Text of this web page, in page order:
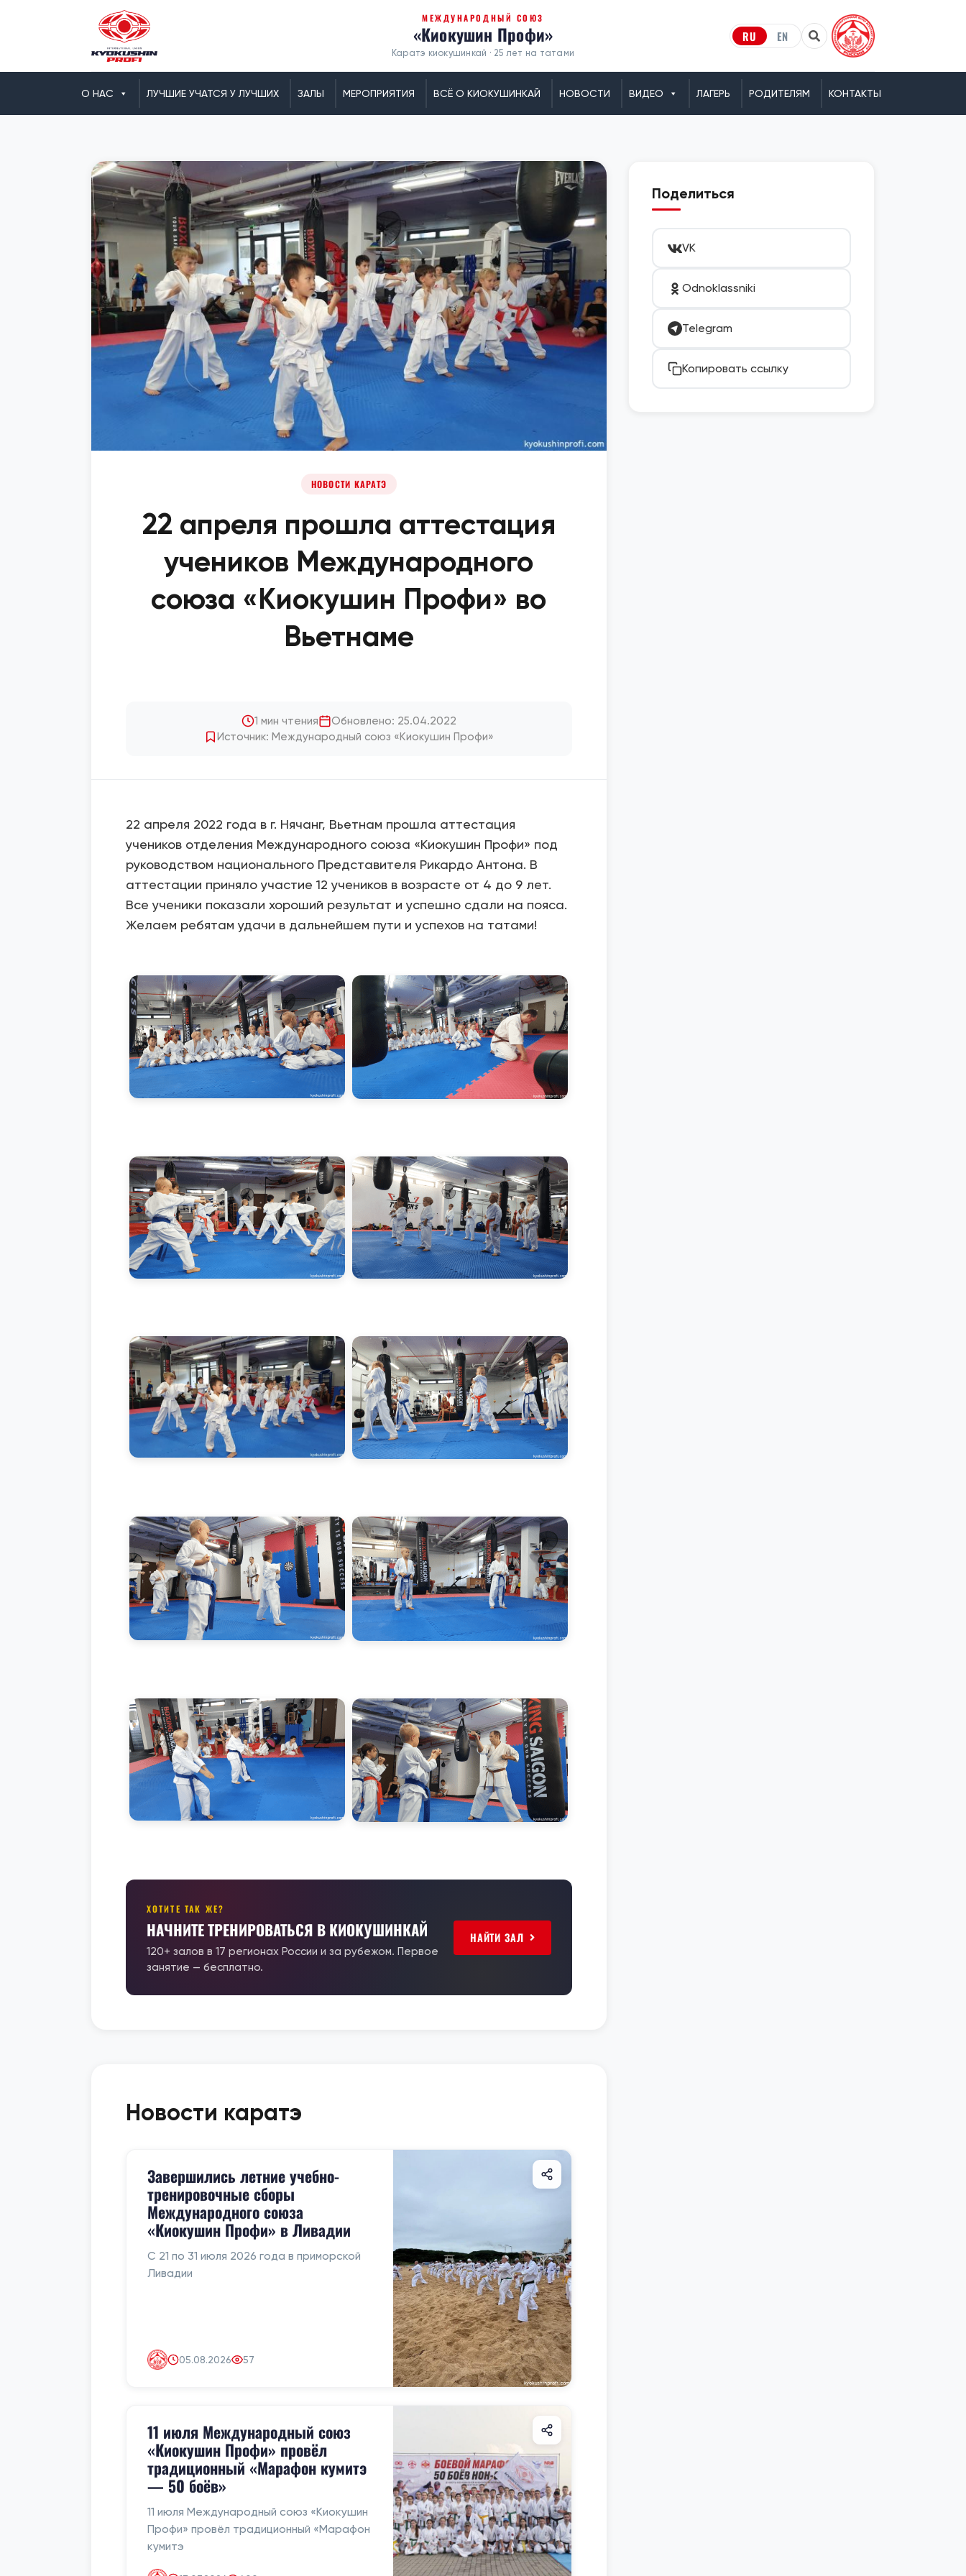
МЕЖДУНАРОДНЫЙ СОЮЗ
«Киокушин Профи»
Каратэ киокушинкай · 25 лет на татами
RU EN
О НАС ЛУЧШИЕ УЧАТСЯ У ЛУЧШИХ ЗАЛЫ МЕРОПРИЯТИЯ ВСЁ О КИОКУШИНКАЙ НОВОСТИ ВИДЕО ЛАГЕРЬ РОДИТЕЛЯМ КОНТАКТЫ
НОВОСТИ КАРАТЭ
22 апреля прошла аттестация
учеников Международного
союза «Киокушин Профи» во
Вьетнаме
1 мин чтения
Обновлено: 25.04.2022
Источник: Международный союз «Киокушин Профи»
22 апреля 2022 года в г. Нячанг, Вьетнам прошла аттестация
учеников отделения Международного союза «Киокушин Профи» под
руководством национального Представителя Рикардо Антона. В
аттестации приняло участие 12 учеников в возрасте от 4 до 9 лет.
Все ученики показали хороший результат и успешно сдали на пояса.
Желаем ребятам удачи в дальнейшем пути и успехов на татами!
ХОТИТЕ ТАК ЖЕ?
НАЧНИТЕ ТРЕНИРОВАТЬСЯ В КИОКУШИНКАЙ
120+ залов в 17 регионах России и за рубежом. Первое
занятие — бесплатно.
НАЙТИ ЗАЛ
Новости каратэ
Завершились летние учебно-
тренировочные сборы
Международного союза
«Киокушин Профи» в Ливадии
С 21 по 31 июля 2026 года в приморской
Ливадии
05.08.2026 57
11 июля Международный союз
«Киокушин Профи» провёл
традиционный «Марафон кумитэ
— 50 боёв»
11 июля Международный союз «Киокушин
Профи» провёл традиционный «Марафон
кумитэ
Поделиться
VK
Odnoklassniki
Telegram
Копировать ссылку